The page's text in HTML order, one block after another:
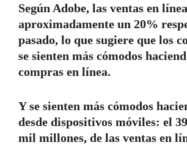
Según Adobe, las ventas en
aproximadamente un 20%
pasado, lo que sugiere que los
se sienten más cómodos
compras en línea.
Y se sienten más cómodos
desde dispositivos móviles: el
mil millones, de las ventas en